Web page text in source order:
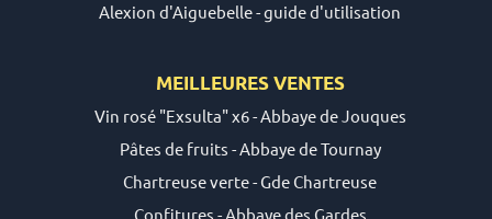
Alexion d'Aiguebelle - guide d'utilisation
MEILLEURES VENTES
Vin rosé "Exsulta" x6 - Abbaye de Jouques
Pâtes de fruits - Abbaye de Tournay
Chartreuse verte - Gde Chartreuse
Confitures - Abbaye des Gardes